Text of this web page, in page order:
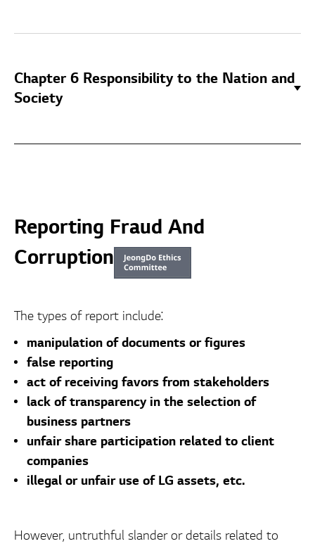
Chapter 6 Responsibility to the Nation and
Society
Reporting Fraud And
Corruption
The types of report include:
manipulation of documents or figures
false reporting
act of receiving favors from stakeholders
lack of transparency in the selection of
business partners
unfair share participation related to client
companies
illegal or unfair use of LG assets, etc.
However, untruthful slander or details related to